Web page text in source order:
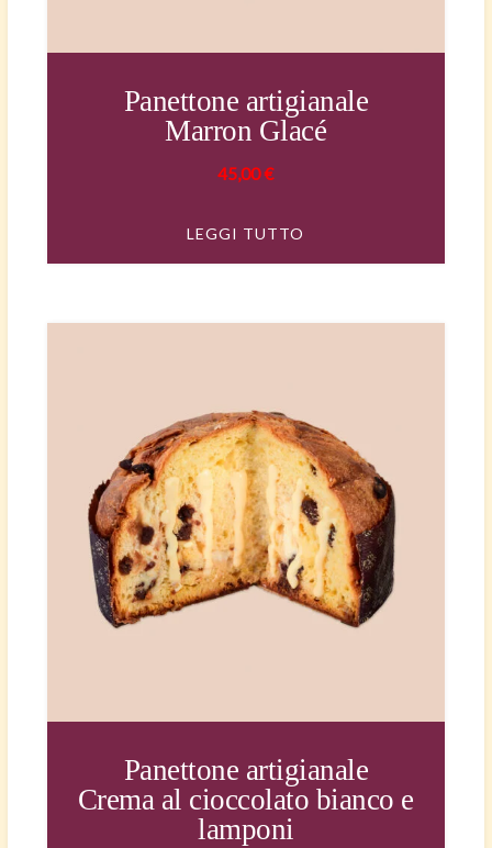
Panettone artigianale
Marron Glacé
45,00€
LEGGI TUTTO
Panettone artigianale
Crema al cioccolato bianco e
lamponi